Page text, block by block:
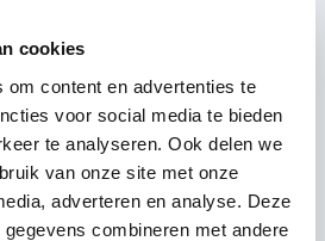
cookies
om content en advertenties te
voor social media te bieden
te analyseren. Ook delen we
van onze site met onze
adverteren en analyse. Deze
combineren met andere
alle feestlocaties